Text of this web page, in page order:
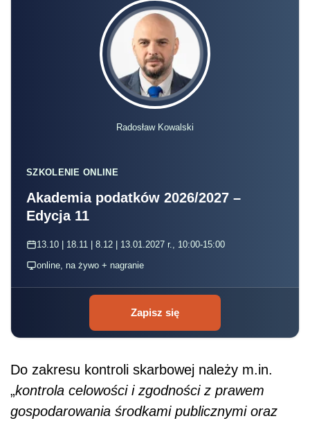
Radosław Kowalski
SZKOLENIE ONLINE
Akademia podatków 2026/2027 –
Edycja 11
13.10 | 18.11 | 8.12 | 13.01.2027 r., 10:00-15:00
online, na żywo + nagranie
Zapisz się
Do zakresu kontroli skarbowej należy m.in.
„kontrola celowości i zgodności z prawem
gospodarowania środkami publicznymi oraz